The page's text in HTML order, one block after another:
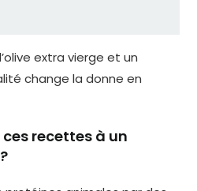
extra vierge et un
change la donne en
recettes à un